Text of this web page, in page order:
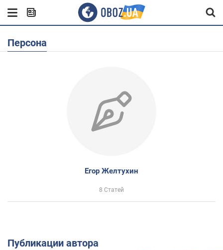
Персона
Егор Желтухин
8 Статей
Публикации автора